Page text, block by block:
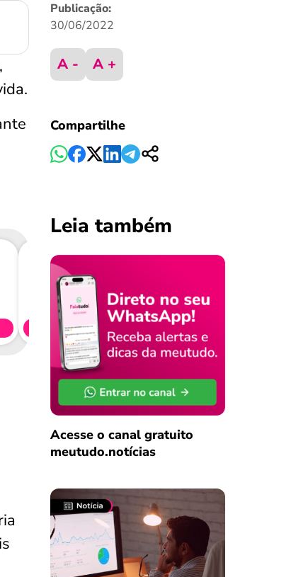
Publicação:
30/06/2022
A - A +
Compartilhe
Leia também
Acesse o canal gratuito
meutudo.notícias